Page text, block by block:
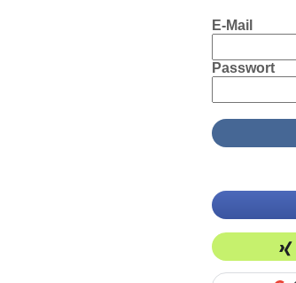
E-Mail
Passwort